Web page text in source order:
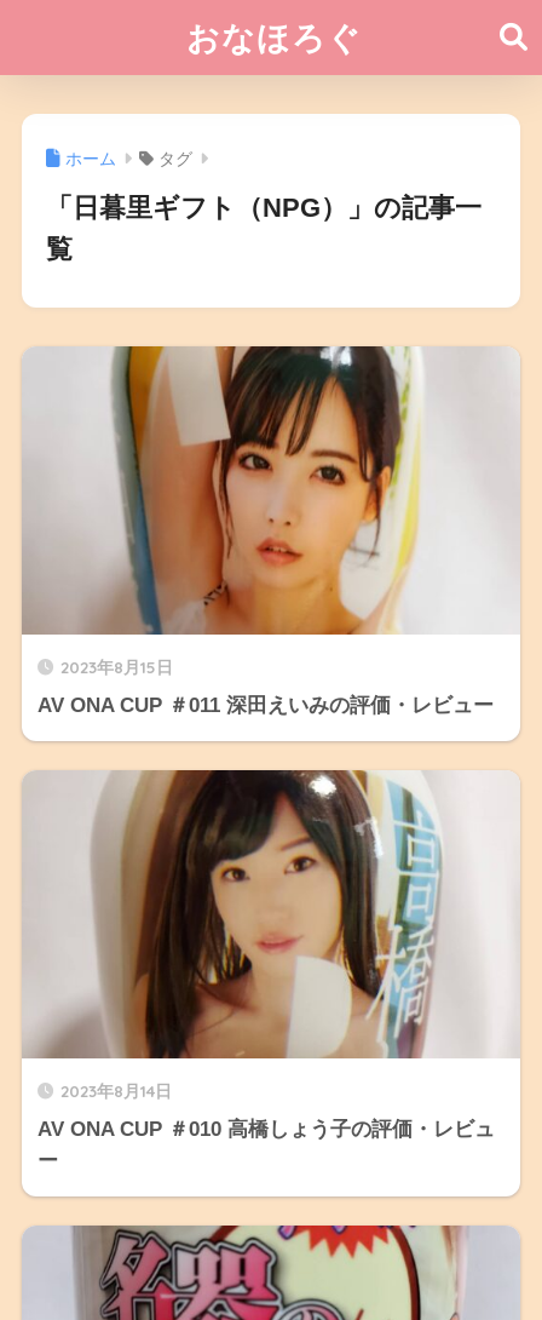
おなほろぐ
ホーム タグ
「日暮里ギフト（NPG）」の記事一
覧
2023年8月15日
AV ONA CUP ＃011 深田えいみの評価・レビュー
2023年8月14日
AV ONA CUP ＃010 高橋しょう子の評価・レビュ
ー